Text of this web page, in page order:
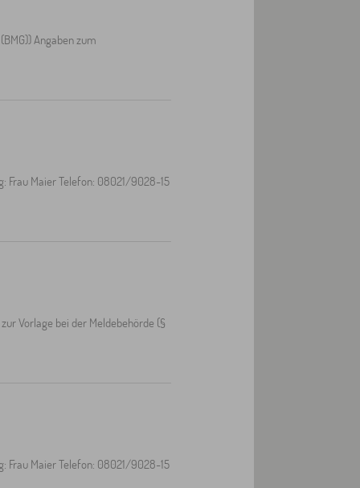
Angaben zum
Frau Maier Telefon: 08021/9028-15
Vorlage bei der Meldebehörde (§
Frau Maier Telefon: 08021/9028-15